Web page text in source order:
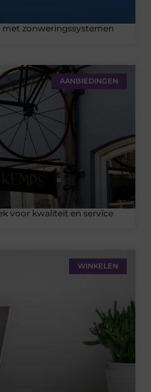
zonweringssystemen
AANBIEDINGEN
voor kwaliteit en service
WINKELEN